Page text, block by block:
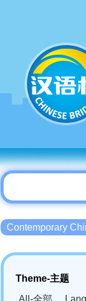
Contemporary
Theme-主题
All-全部